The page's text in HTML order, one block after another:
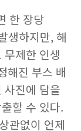
한 장당
생하지만, 해
무제한 인생
해진 부스 배
사진에 담을
할 수 있다.
관없이 언제